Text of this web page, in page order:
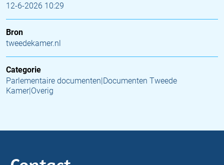
12-6-2026 10:29
Bron
tweedekamer.nl
Categorie
Parlementaire documenten|Documenten Tweede
Kamer|Overig